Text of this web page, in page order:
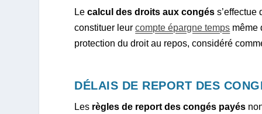
Lecalcul des droits aux congés s’effectue
constituer leurcompte épargne temps même
protection du droit au repos, considéré
DÉLAIS DE REPORT DES
Les règles de report des congés payés